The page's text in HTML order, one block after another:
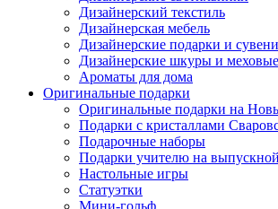
Дизайнерский текстиль
Дизайнерская мебель
Дизайнерские подарки и
Дизайнерские шкуры и
Ароматы для дома
Оригинальные подарки
Оригинальные подарки на
Подарки с кристаллами
Подарочные наборы
Подарки учителю на выпускной
Настольные игры
Статуэтки
Мини-гольф